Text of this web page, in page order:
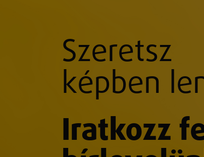
Szeretsz
képben
Iratkozz